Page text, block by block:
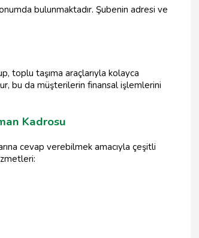
bulunmaktadır. Şubenin adresi ve
toplu taşıma araçlarıyla kolayca
bu da müşterilerin finansal işlemlerini
Kadrosu
cevap verebilmek amacıyla çeşitli